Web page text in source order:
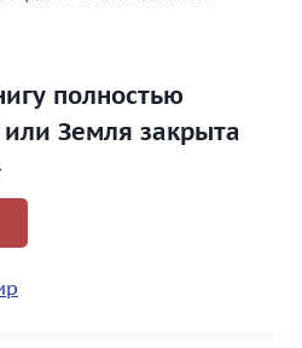
полностью
Земля закрыта